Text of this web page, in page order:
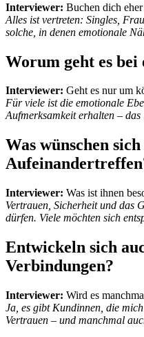
Interviewer: Buchen dich
Alles ist vertreten: Singles,
solche, in denen emotionale
Worum geht es
Interviewer: Geht es nur um
Für viele ist die emotionale
Aufmerksamkeit erhalten –
Was wünschen
Interviewer: Was ist ihnen
Vertrauen, Sicherheit und das
dürfen. Viele möchten sich
Entwickeln sich
Verbindungen?
Interviewer: Wird es
Ja, es gibt Kundinnen, die
Vertrauen – und manchmal